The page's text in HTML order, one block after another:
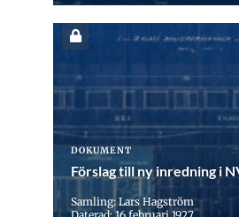
DOKUMENT
Förslag till ny inredning i
Samling: Lars Hagström